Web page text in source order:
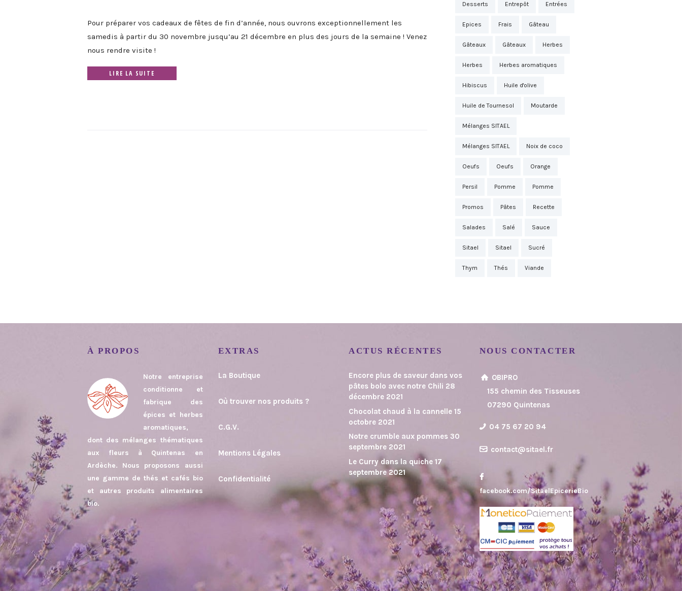
Pour préparer vos cadeaux de fêtes de fin d’année, nous ouvrons exceptionnellement les
samedis à partir du 30 novembre jusqu’au 21 décembre en plus des jours de la semaine ! Venez
nous rendre visite !
LIRE LA SUITE
Desserts Entrepôt Entrées
Epices Frais Gâteau
Gâteaux Gâteaux Herbes
Herbes Herbes aromatiques
Hibiscus Huile d'olive
Huile de Tournesol Moutarde
Mélanges SITAEL
Mélanges SITAEL Noix de coco
Oeufs Oeufs Orange
Persil Pomme Pomme
Promos Pâtes Recette
Salades Salé Sauce
Sitael Sitael Sucré
Thym Thés Viande
À PROPOS
Notre entreprise
conditionne et
fabrique des
épices et herbes
aromatiques,
dont des mélanges thématiques
aux fleurs à Quintenas en
Ardèche. Nous proposons aussi
une gamme de thés et cafés bio
et autres produits alimentaires
bio.
EXTRAS
La Boutique
Où trouver nos produits ?
C.G.V.
Mentions Légales
Confidentialité
ACTUS RÉCENTES
Encore plus de saveur dans vos
pâtes bolo avec notre Chili 28
décembre 2021
Chocolat chaud à la cannelle 15
octobre 2021
Notre crumble aux pommes 30
septembre 2021
Le Curry dans la quiche 17
septembre 2021
NOUS CONTACTER
OBIPRO
155 chemin des Tisseuses
07290 Quintenas
04 75 67 20 94
contact@sitael.fr
facebook.com/SitaelEpicerieBio